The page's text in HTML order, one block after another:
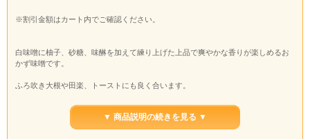
※割引金額はカート内でご確認ください。
白味噌に柚子、砂糖、味醂を加えて練り上げた上品で爽やかな香りが楽しめるお
かず味噌です。
ふろ吹き大根や田楽、トーストにも良く合います。
▼ 商品説明の続きを見る ▼